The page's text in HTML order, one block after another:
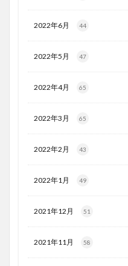
2022年6月 44
2022年5月 47
2022年4月 65
2022年3月 65
2022年2月 43
2022年1月 49
2021年12月 51
2021年11月 58